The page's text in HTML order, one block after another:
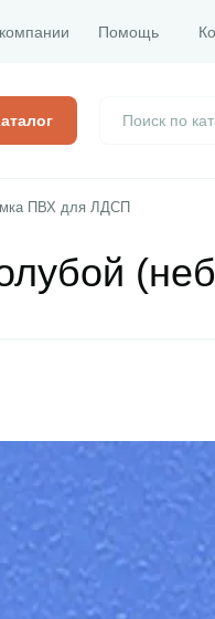
Помощь
ПВХ для ЛДСП